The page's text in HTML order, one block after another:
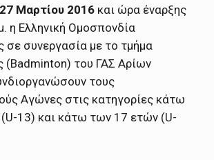
Μαρτίου 2016 και ώρα έναρξης
η Ελληνική Ομοσπονδία
σε συνεργασία με το τμήμα
(Badminton) του ΓΑΣ Αρίων
τους
Αγώνες στις κατηγορίες κάτω
13) και κάτω των 17 ετών (U-